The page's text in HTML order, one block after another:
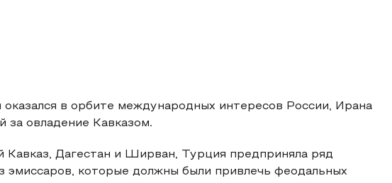
оказался в орбите международных интересов России, Ирана
за овладение Кавказом.
Дагестан и Ширван, Турция предприняла ряд
эмиссаров, которые должны были привлечь феодальных